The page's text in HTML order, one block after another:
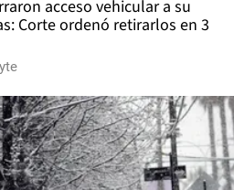
acceso vehicular a su
Corte ordenó retirarlos en 3